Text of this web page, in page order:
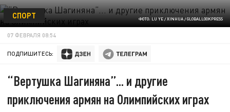
ФОТО: LU YE / XINHUA / GLOBALLOOKPRESS
СПОРТ
07 ФЕВРАЛЯ 08:54
ПОДПИШИТЕСЬ:
“Вертушка Шагиняна”... и другие
приключения армян на Олимпийских играх